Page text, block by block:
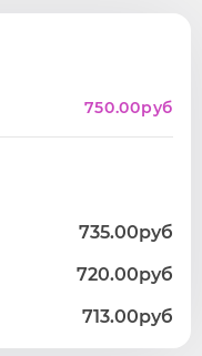
750.00руб
735.00руб
720.00руб
713.00руб